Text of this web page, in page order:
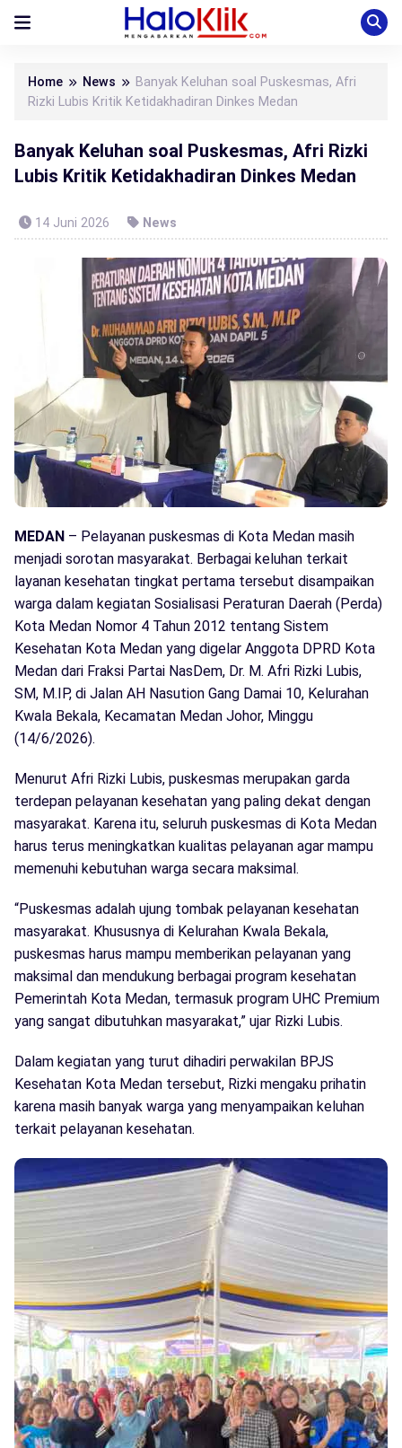
Home News
Banyak Keluhan soal Puskesmas, Afri
Rizki Lubis Kritik Ketidakhadiran Dinkes Medan
Banyak Keluhan soal Puskesmas, Afri Rizki
Lubis Kritik Ketidakhadiran Dinkes Medan
14 Juni 2026 News
MEDAN – Pelayanan puskesmas di Kota Medan masih
menjadi sorotan masyarakat. Berbagai keluhan terkait
layanan kesehatan tingkat pertama tersebut disampaikan
warga dalam kegiatan Sosialisasi Peraturan Daerah (Perda)
Kota Medan Nomor 4 Tahun 2012 tentang Sistem
Kesehatan Kota Medan yang digelar Anggota DPRD Kota
Medan dari Fraksi Partai NasDem, Dr. M. Afri Rizki Lubis,
SM, M.IP, di Jalan AH Nasution Gang Damai 10, Kelurahan
Kwala Bekala, Kecamatan Medan Johor, Minggu
(14/6/2026).
Menurut Afri Rizki Lubis, puskesmas merupakan garda
terdepan pelayanan kesehatan yang paling dekat dengan
masyarakat. Karena itu, seluruh puskesmas di Kota Medan
harus terus meningkatkan kualitas pelayanan agar mampu
memenuhi kebutuhan warga secara maksimal.
“Puskesmas adalah ujung tombak pelayanan kesehatan
masyarakat. Khususnya di Kelurahan Kwala Bekala,
puskesmas harus mampu memberikan pelayanan yang
maksimal dan mendukung berbagai program kesehatan
Pemerintah Kota Medan, termasuk program UHC Premium
yang sangat dibutuhkan masyarakat,” ujar Rizki Lubis.
Dalam kegiatan yang turut dihadiri perwakilan BPJS
Kesehatan Kota Medan tersebut, Rizki mengaku prihatin
karena masih banyak warga yang menyampaikan keluhan
terkait pelayanan kesehatan.